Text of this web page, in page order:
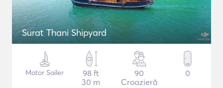
Surat Thani Shipyard
Motor Sailer
98 ft
30 m
90
Croazieră
0